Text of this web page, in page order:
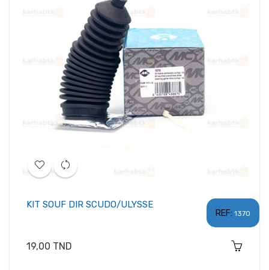
REF: 1370
KIT SOUF DIR SCUDO/ULYSSE
Prix
19,00 TND